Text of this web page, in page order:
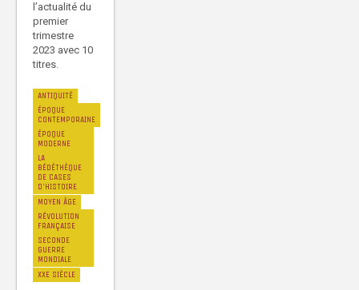
l’actualité du
premier
trimestre
2023 avec 10
titres.
ANTIQUITÉ
ÉPOQUE
CONTEMPORAINE
ÉPOQUE
MODERNE
LA
BÉDÉTHÈQUE
DE CASES
D'HISTOIRE
MOYEN ÂGE
RÉVOLUTION
FRANÇAISE
SECONDE
GUERRE
MONDIALE
XXE SIÈCLE